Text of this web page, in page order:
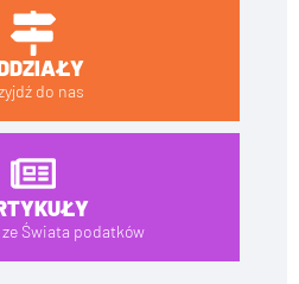
do nas
Świata podatków